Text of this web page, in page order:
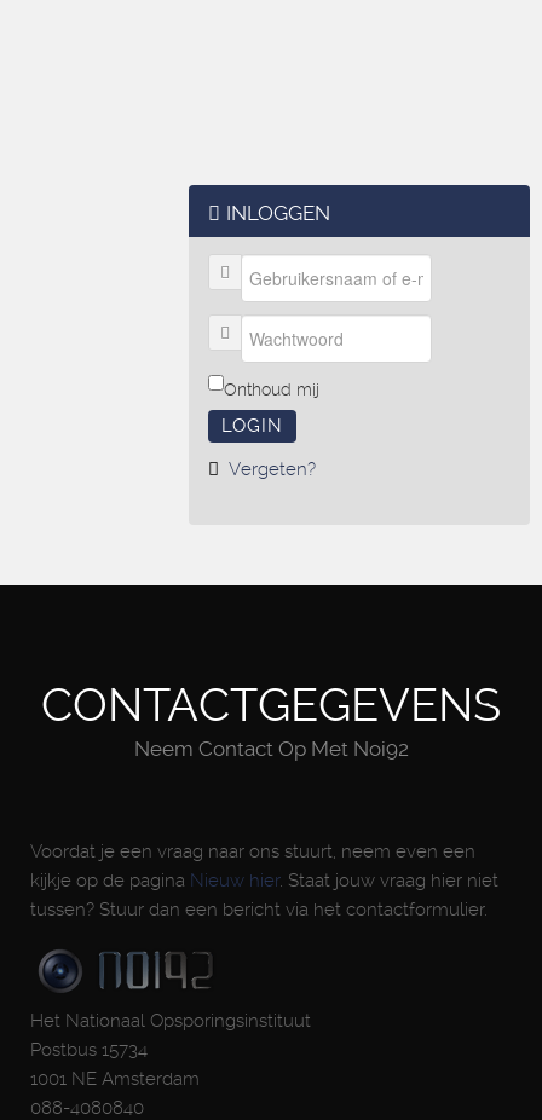
INLOGGEN
Onthoud mij
LOGIN
Vergeten?
CONTACTGEGEVENS
Neem Contact Op Met Noi92
Voordat je een vraag naar ons stuurt, neem even een
kijkje op de pagina Nieuw hier. Staat jouw vraag hier niet
tussen? Stuur dan een bericht via het contactformulier.
Het Nationaal Opsporingsinstituut
Postbus 15734
1001 NE Amsterdam
088-4080840